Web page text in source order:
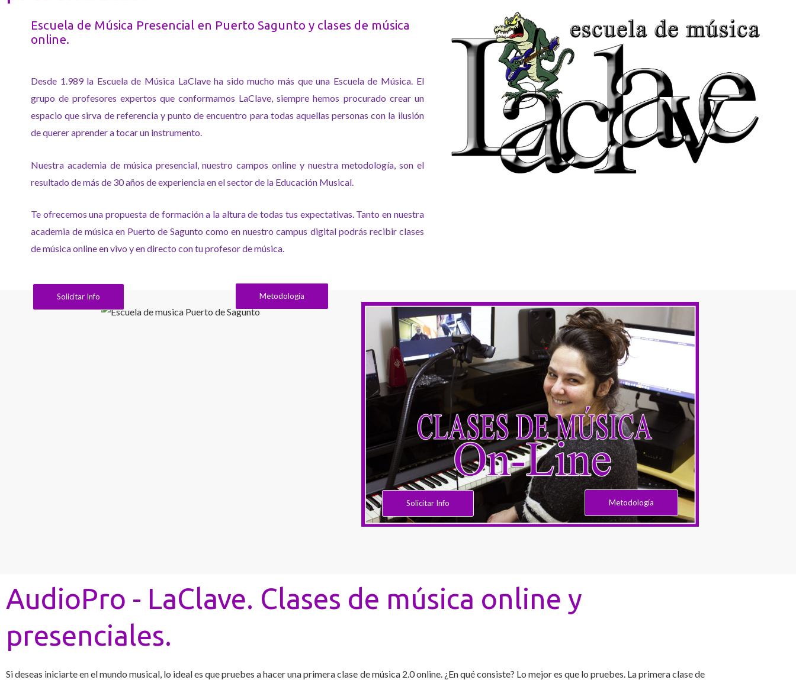
Escuela de Música Presencial en Puerto Sagunto y clases de música
online.
Desde 1.989 la Escuela de Música LaClave ha sido mucho más que una Escuela de Música. El
grupo de profesores expertos que conformamos LaClave, siempre hemos procurado crear un
espacio que sirva de referencia y punto de encuentro para todas aquellas personas con la ilusión
de querer aprender a tocar un instrumento.
Nuestra academia de música presencial, nuestro campos online y nuestra metodología, son el
resultado de más de 30 años de experiencia en el sector de la Educación Musical.
Te ofrecemos una propuesta de formación a la altura de todas tus expectativas. Tanto en nuestra
academia de música en Puerto de Sagunto como en nuestro campus digital podrás recibir clases
de música online en vivo y en directo con tu profesor de música.
Solicitar Info Metodología
Solicitar Info Metodología
AudioPro - LaClave. Clases de música online y
presenciales.
Si deseas iniciarte en el mundo musical, lo ideal es que pruebes a hacer una primera clase de música 2.0 online. ¿En qué consiste? Lo mejor es que lo pruebes. La primera clase de